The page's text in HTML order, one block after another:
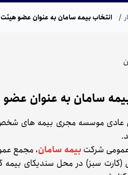
/ انتخاب بیمه سامان به عنوان عضو
سامان به عنوان
موسسه مجری بیمه های شخص
عمومی شرکتبیمه سامان، مجمع
(کارت سبز) در محل سندیکای بیمه